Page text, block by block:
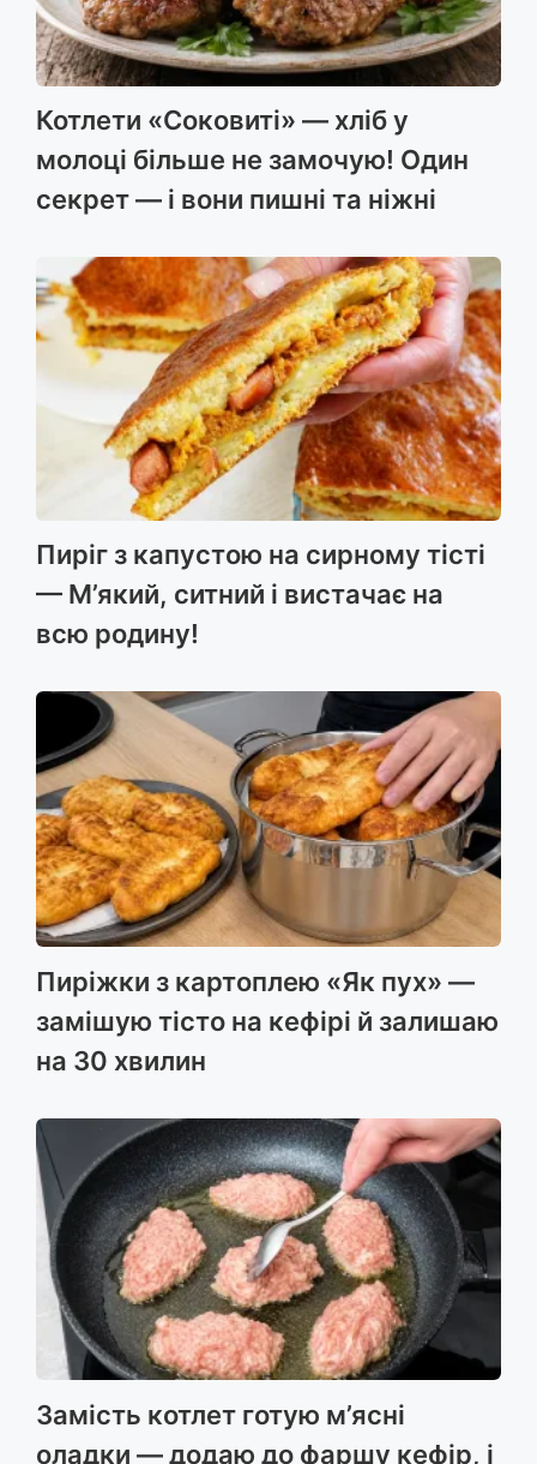
Котлети «Соковиті» — хліб у
молоці більше не замочую! Один
секрет — і вони пишні та ніжні
Пиріг з капустою на сирному тісті
— М’який, ситний і вистачає на
всю родину!
Пиріжки з картоплею «Як пух» —
замішую тісто на кефірі й залишаю
на 30 хвилин
Замість котлет готую м’ясні
оладки — додаю до фаршу кефір, і